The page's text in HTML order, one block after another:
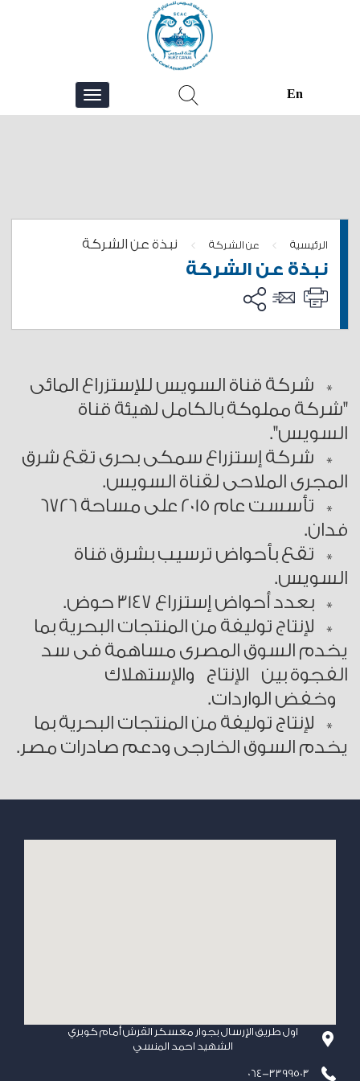
En
الرئيسية > عن الشركة > نبذة عن الشركة
نبذة عن الشركة
* شركة قناة السويس للإستزراع المائى
"شركة مملوكة بالكامل لهيئة قناة
السويس".
* شركة إستزراع سمكى بحرى تقع شرق
المجرى الملاحى لقناة السويس.
* تأسست عام 2015 على مساحة 6726
فدان.
* تقع بأحواض ترسيب بشرق قناة
السويس.
* بعدد أحواض إستزراع 3147 حوض.
* لإنتاج توليفة من المنتجات البحرية بما
يخدم السوق المصرى مساهمة فى سد
الفجوة بين الإنتاج والإستهلاك
وخفض الواردات.
* لإنتاج توليفة من المنتجات البحرية بما
يخدم السوق الخارجى ودعم صادرات مصر.
اول طريق الإرسال بجوار معسكر القرش أمام كوبري
الشهيد احمد المنسي
064-3399503